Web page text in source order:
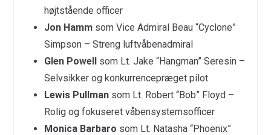
højtstående officer
Jon Hammsom Vice Admiral Beau “Cyclone”
Simpson – Streng luftvåbenadmiral
Glen Powellsom Lt. Jake “Hangman” Seresin –
Selvsikker og konkurrencepræget pilot
Lewis Pullmansom Lt. Robert “Bob” Floyd –
Rolig og fokuseret våbensystemsofficer
Monica Barbaro som Lt. Natasha “Phoenix”